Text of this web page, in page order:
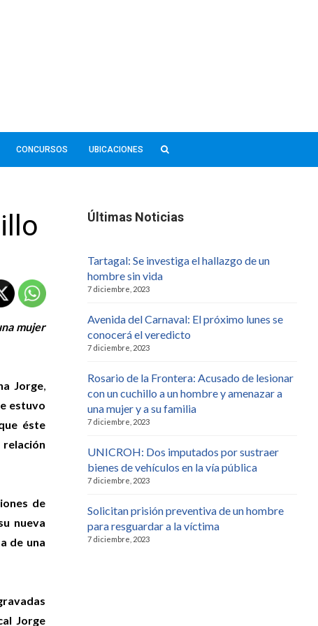
CONCURSOS UBICACIONES
mujer
Jorge
estuvo
éste
de
nueva
de una
Jorge
Últimas Noticias
Tartagal: Se investiga el hallazgo de un
hombre sin vida
7 diciembre, 2023
Avenida del Carnaval: El próximo lunes se
conocerá el veredicto
7 diciembre, 2023
Rosario de la Frontera: Acusado de lesionar
con un cuchillo a un hombre y amenazar a
una mujer y a su familia
7 diciembre, 2023
UNICROH: Dos imputados por sustraer
bienes de vehículos en la vía pública
7 diciembre, 2023
Solicitan prisión preventiva de un hombre
para resguardar a la víctima
7 diciembre, 2023